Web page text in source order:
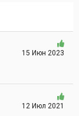
15 Июн 2023
12 Июл 2021